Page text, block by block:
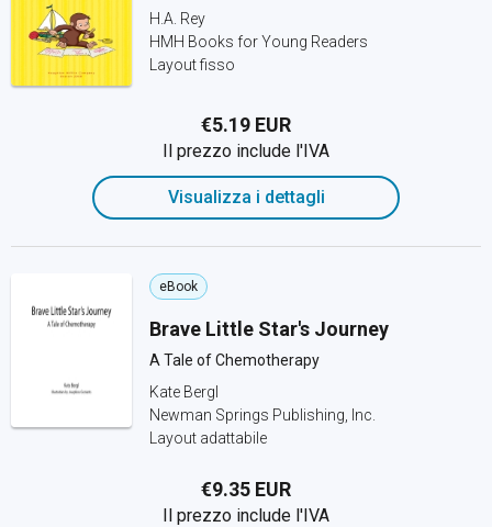
H.A. Rey
HMH Books for Young Readers
Layout fisso
€5.19 EUR
Il prezzo include l'IVA
Visualizza i dettagli
eBook
Brave Little Star's Journey
A Tale of Chemotherapy
Kate Bergl
Newman Springs Publishing, Inc.
Layout adattabile
€9.35 EUR
Il prezzo include l'IVA